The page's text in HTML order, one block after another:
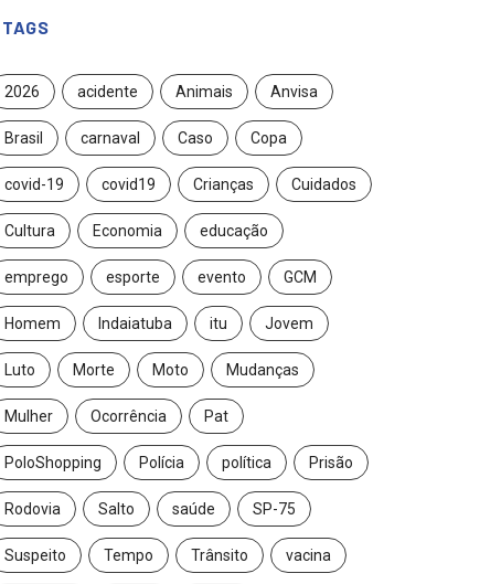
TAGS
2026 acidente Animais Anvisa
Brasil carnaval Caso Copa
covid-19 covid19 Crianças Cuidados
Cultura Economia educação
emprego esporte evento GCM
Homem Indaiatuba itu Jovem
Luto Morte Moto Mudanças
Mulher Ocorrência Pat
PoloShopping Polícia política Prisão
Rodovia Salto saúde SP-75
Suspeito Tempo Trânsito vacina